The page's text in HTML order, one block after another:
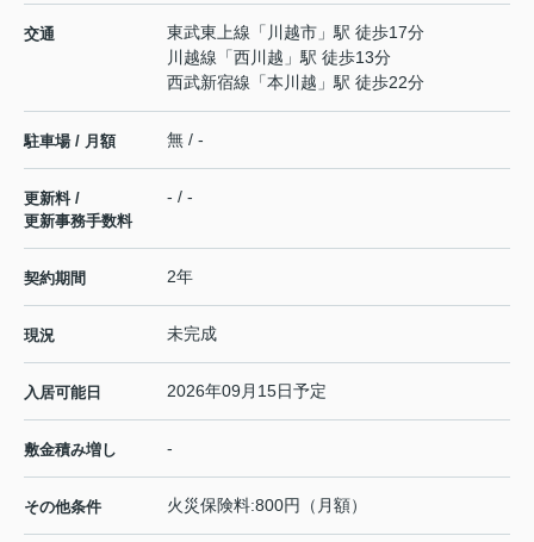
交通 東武東上線 「 川越市 」駅 徒歩17分
川越線 「西川越 」駅 徒歩13分
西武新宿線 「本川越 」駅 徒歩22分
駐車場 / 月額 無 / -
更新料 /
更新事務手数料
- / -
契約期間 2年
現況 未完成
入居可能日 2026年09月15日予定
敷金積み増し -
その他条件 火災保険料:800円（月額）